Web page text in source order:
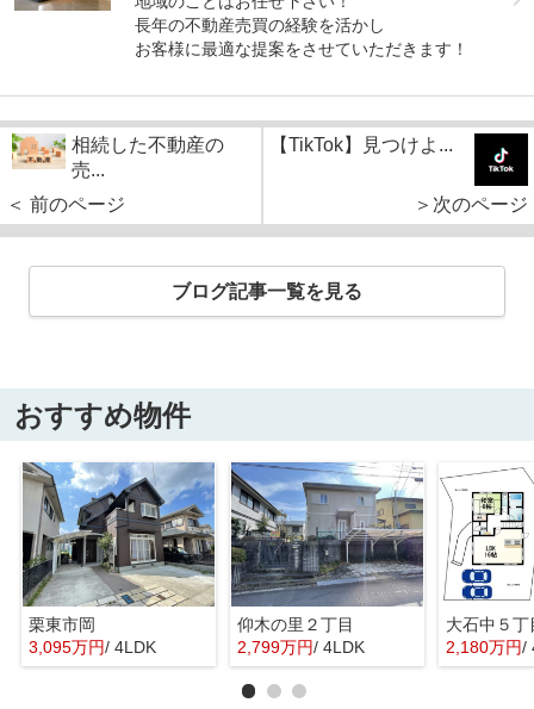
長年の不動産売買の経験を活かし
お客様に最適な提案をさせていただきます！
相続した不動産の
売...
＜ 前のページ
【TikTok】見つけよ...
＞次のページ
ブログ記事一覧を見る
おすすめ物件
栗東市岡
3,095万円/ 4LDK
仰木の里２丁目
2,799万円/ 4LDK
大石中５丁
2,180万円/